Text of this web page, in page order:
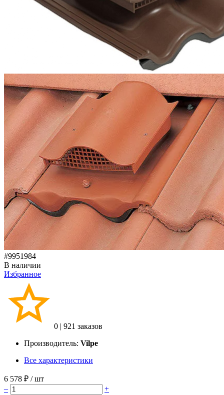
#9951984
В наличии
Избранное
0 | 921 заказов
Производитель: Vilpe
Все характеристики
6 578 ₽ / шт
–
+